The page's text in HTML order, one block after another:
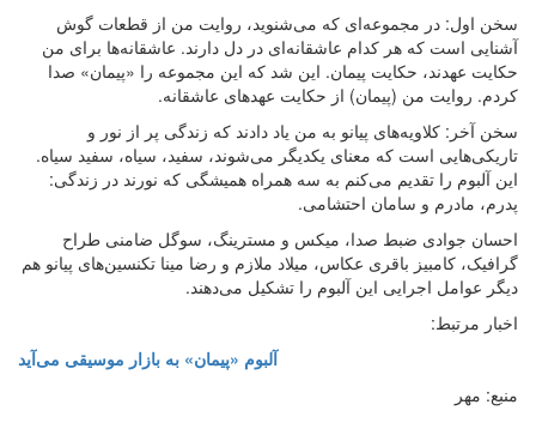
سخن اول: در مجموعه‌ای که می‌شنوید، روایت من از قطعات گوش
آشنایی است که هر کدام عاشقانه‌ای در دل دارند. عاشقانه‌ها برای من
حکایت عهدند، حکایت پیمان. این شد که این مجموعه را «پیمان» صدا
کردم. روایت من (پیمان) از حکایت عهدهای عاشقانه.
سخن آخر: کلاویه‌های پیانو به من یاد دادند که زندگی پر از نور و
تاریکی‌هایی است که معنای یکدیگر می‌شوند، سفید، سیاه، سفید سیاه.
این آلبوم را تقدیم می‌کنم به سه همراه همیشگی که نورند در زندگی:
پدرم، مادرم و سامان احتشامی.
احسان جوادی ضبط صدا، میکس و مسترینگ، سوگل ضامنی طراح
گرافیک، کامبیز باقری عکاس، میلاد ملازم و رضا مینا تکنسین‌های پیانو هم
دیگر عوامل اجرایی این آلبوم را تشکیل می‌دهند.
اخبار مرتبط:
آلبوم «پیمان» به بازار موسیقی می‌آید
منبع: مهر